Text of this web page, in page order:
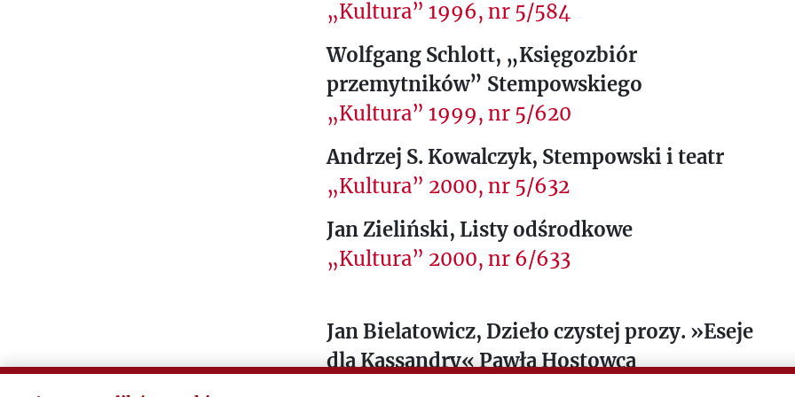
„Kultura” 1996, nr 5/584
Wolfgang Schlott, „Księgozbiór
przemytników” Stempowskiego
„Kultura” 1999, nr 5/620
Andrzej S. Kowalczyk, Stempowski i teatr
„Kultura” 2000, nr 5/632
Jan Zieliński, Listy odśrodkowe
„Kultura” 2000, nr 6/633
Jan Bielatowicz, Dzieło czystej prozy. »Eseje
dla Kassandry« Pawła Hostowca